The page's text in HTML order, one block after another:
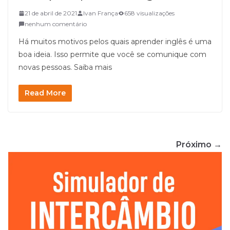
21 de abril de 2021 Ivan França
658 visualizações
nenhum comentário
Há muitos motivos pelos quais aprender inglês é uma
boa ideia. Isso permite que você se comunique com
novas pessoas. Saiba mais
Read More
Próximo →